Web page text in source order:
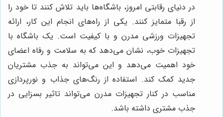
در دنیای رقابتی امروز، باشگاه‌ها باید تلاش کنند تا خود را
از رقبا متمایز کنند. یکی از راه‌های انجام این کار، ارائه
تجهیزات ورزشی مدرن و با کیفیت است. یک باشگاه با
تجهیزات خوب، نشان می‌دهد که به سلامت و رفاه اعضای
خود اهمیت می‌دهد و این می‌تواند به جذب مشتریان
جدید کمک کند. استفاده از رنگ‌های جذاب و نورپردازی
مناسب در کنار تجهیزات مدرن می‌تواند تاثیر بسزایی در
جذب مشتری داشته باشد.